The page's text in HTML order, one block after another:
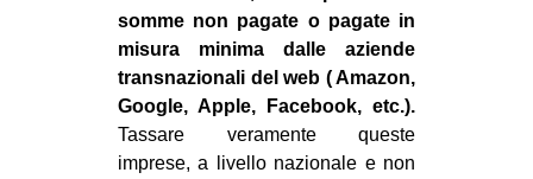
in
Fb
tw
somme non pagate o pagate in
misura minima dalle aziende
transnazionali del web ( Amazon,
Google, Apple, Facebook, etc.).
Tassare veramente queste
imprese, a livello nazionale e non